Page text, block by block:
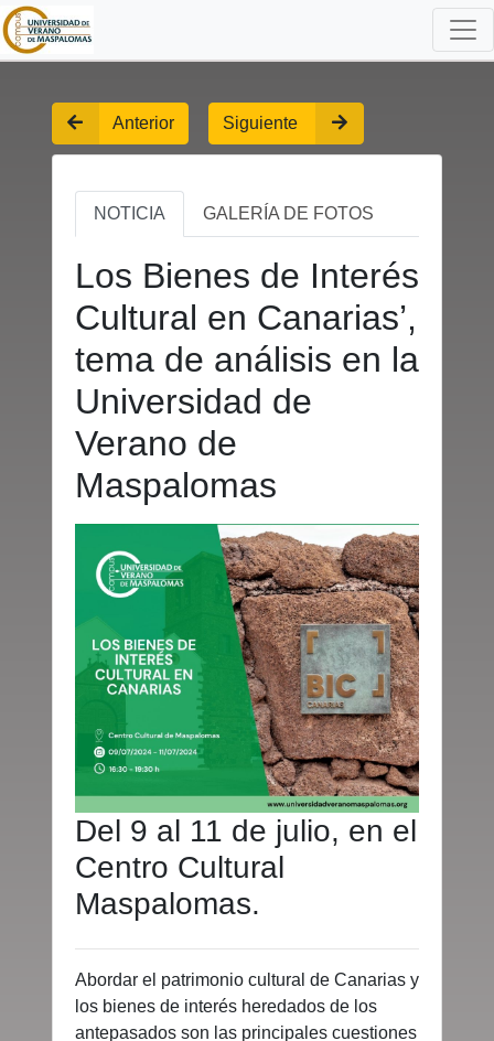
Anterior Siguiente
NOTICIA GALERÍA DE FOTOS
Los Bienes de Interés
Cultural en Canarias’,
tema de análisis en la
Universidad de
Verano de
Maspalomas
Del 9 al 11 de julio, en el
Centro Cultural
Maspalomas.
Abordar el patrimonio cultural de Canarias y
los bienes de interés heredados de los
antepasados son las principales cuestiones